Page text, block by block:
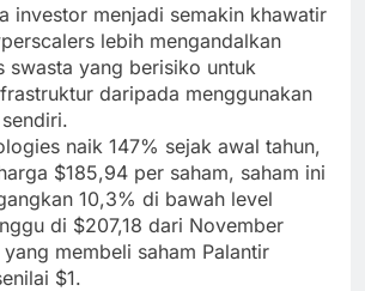
investor menjadi semakin khawatir
lebih mengandalkan
swasta yang berisiko untuk
daripada menggunakan
naik 147% sejak awal tahun,
$185,94 per saham, saham ini
10,3% di bawah level
di $207,18 dari November
membeli saham Palantir
$1.